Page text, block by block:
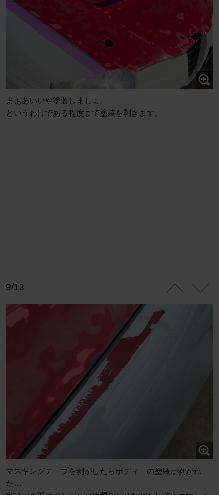
まぁあいいや塗装しましょ。
というわけである程度まで塗装を剥ぎます。
9/13
マスキングテープを剥がしたらボディーの塗装が剥がれ
た…